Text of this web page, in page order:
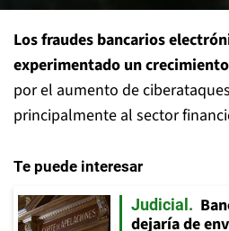
Los fraudes bancarios
experimentado un
por el aumento de
principalmente al sector
Te puede interesar
Judicial
dejaría de